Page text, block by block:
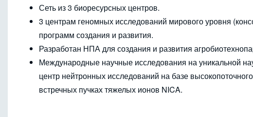
Сеть из 3 биоресурсных центров.
3 центрам геномных исследований мирового уровня
программ создания и развития.
Разработан НПА для создания и развития
Международные научные исследования на уникальной
центр нейтронных исследований на базе
встречных пучках тяжелых ионов NICA.